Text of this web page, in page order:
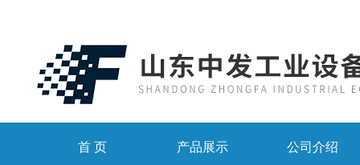
首 页 产品展示 公司介绍